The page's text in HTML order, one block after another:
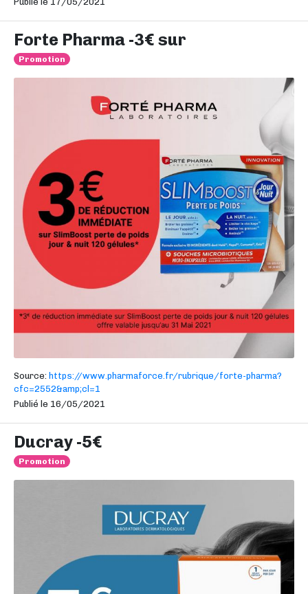
Forte Pharma -3€ sur
Promotion
Source: https://www.pharmaforce.fr/rubrique/forte-pharma?
cfc=2552&amp;cl=1
Publié le 16/05/2021
Ducray -5€
Promotion